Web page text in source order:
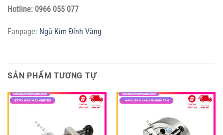
Hotline: 0966 055 077
Fanpage: Ngũ Kim Đỉnh Vàng
SẢN PHẨM TƯƠNG TỰ